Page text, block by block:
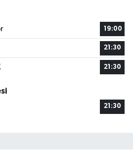
19:00
21:30
21:30
21:30